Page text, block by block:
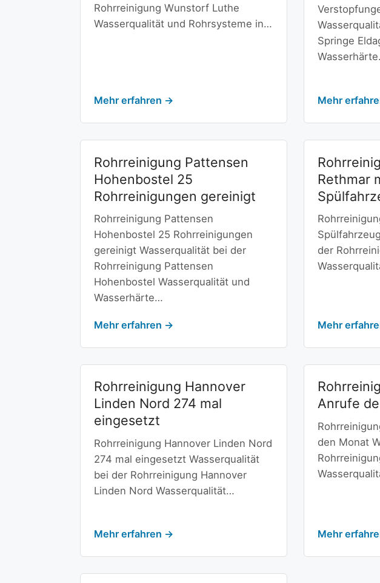
Rohrreinigung Wunstorf Luthe
Wasserqualität und Rohrsysteme in…
Mehr erfahren →
Springe
Mehr
Rohrreinigung Pattensen
Hohenbostel 25
Rohrreinigungen gereinigt
Rohrreinigung Pattensen
Hohenbostel 25 Rohrreinigungen
gereinigt Wasserqualität bei der
Rohrreinigung Pattensen
Hohenbostel Wasserqualität und
Wasserhärte…
Mehr erfahren →
Rethmar
der
Mehr
Rohrreinigung Hannover
Linden Nord 274 mal
eingesetzt
Rohrreinigung Hannover Linden Nord
274 mal eingesetzt Wasserqualität
bei der Rohrreinigung Hannover
Linden Nord Wasserqualität…
Mehr erfahren →
Anrufe
den Monat
Mehr